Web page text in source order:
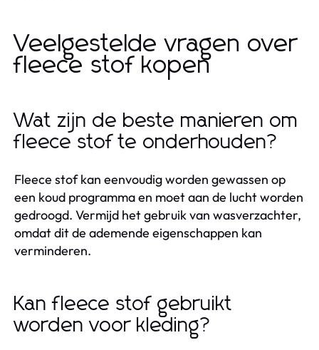
Veelgestelde vragen over
fleece stof kopen
Wat zijn de beste manieren om
fleece stof te onderhouden?
Fleece stof kan eenvoudig worden gewassen op
een koud programma en moet aan de lucht worden
gedroogd. Vermijd het gebruik van wasverzachter,
omdat dit de ademende eigenschappen kan
verminderen.
Kan fleece stof gebruikt
worden voor kleding?